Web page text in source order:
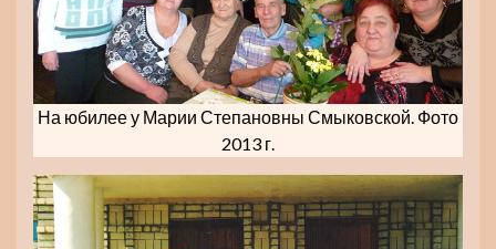
На юбилее у Марии Степановны Смыковской. Фото
2013 г.